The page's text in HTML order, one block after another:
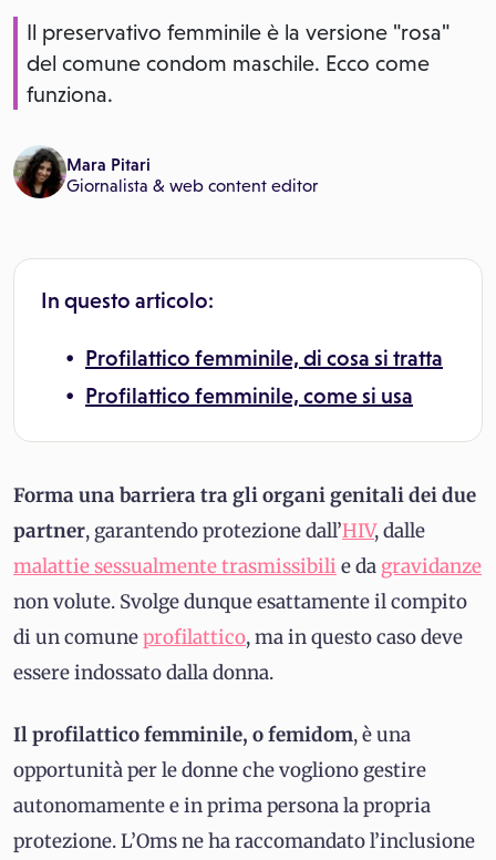
Il preservativo femminile è la versione "rosa"
del comune condom maschile. Ecco come
funziona.
Mara Pitari
Giornalista & web content editor
In questo articolo:
Profilattico femminile, di cosa si tratta
Profilattico femminile, come si usa
Forma una barriera tra gli organi genitali dei due
partner, garantendo protezione dall’HIV, dalle
malattie sessualmente trasmissibili e da gravidanze
non volute. Svolge dunque esattamente il compito
di un comuneprofilattico, ma in questo caso deve
essere indossato dalla donna.
Il profilattico femminile, o femidom, è una
opportunità per le donne che vogliono gestire
autonomamente e in prima persona la propria
protezione. L’Oms ne ha raccomandato l’inclusione